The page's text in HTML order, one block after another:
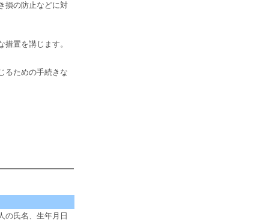
損の防止などに対
置を講じます。
るための手続きな
氏名、生年月日